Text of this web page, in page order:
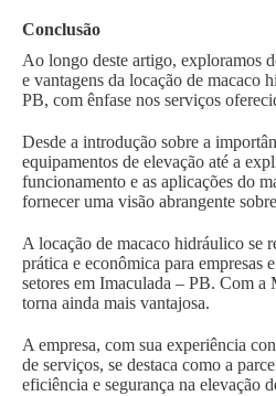
Conclusão
Ao longo deste artigo, exploramos
e vantagens da locação de macaco
PB, com ênfase nos serviços
Desde a introdução sobre a
equipamentos de elevação até a
funcionamento e as aplicações do
fornecer uma visão abrangente
A locação de macaco hidráulico se
prática e econômica para empresas
setores em Imaculada – PB. Com a
torna ainda mais vantajosa.
A empresa, com sua experiência
de serviços, se destaca como a
eficiência e segurança na elevação